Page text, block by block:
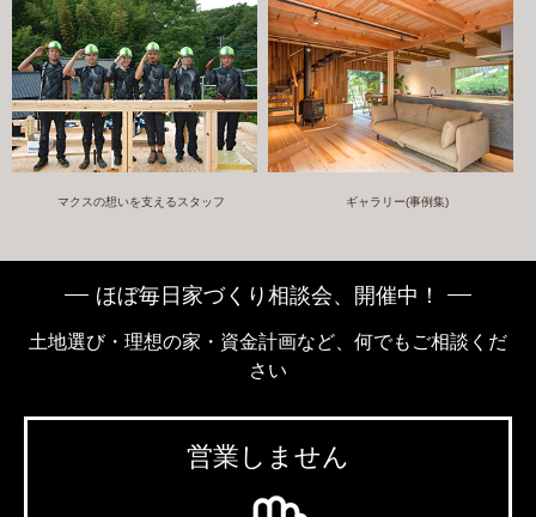
マクスの想いを支えるスタッフ ギャラリー(事例集)
ほぼ毎日家づくり相談会、開催中！
土地選び・理想の家・資金計画など、何でもご相談くだ
さい
営業しません